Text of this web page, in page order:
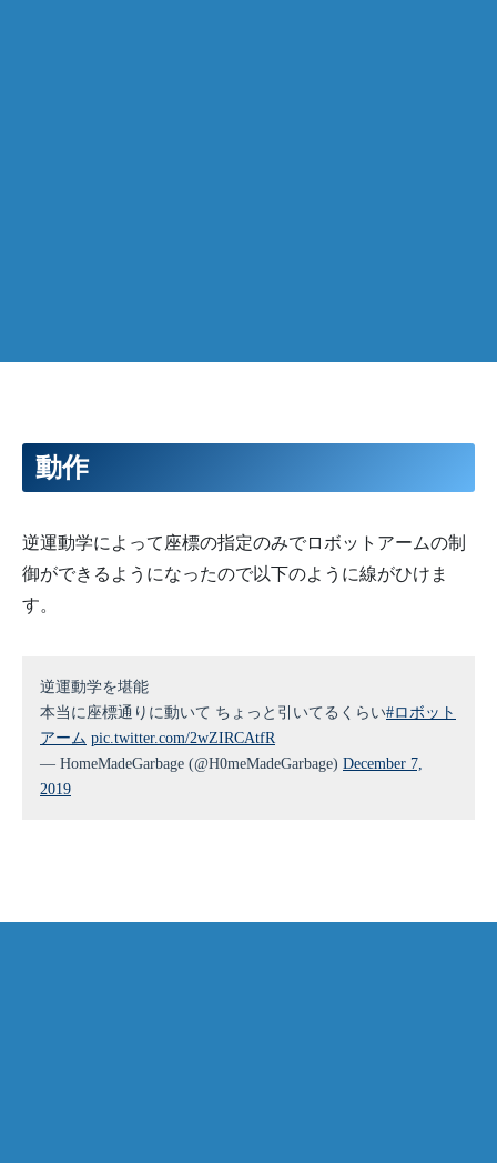
動作
逆運動学によって座標の指定のみでロボットアームの制
御ができるようになったので以下のように線がひけま
す。
逆運動学を堪能
本当に座標通りに動いて ちょっと引いてるくらい#ロボット
アーム pic.twitter.com/2wZIRCAtfR
— HomeMadeGarbage (@H0meMadeGarbage) December 7,
2019